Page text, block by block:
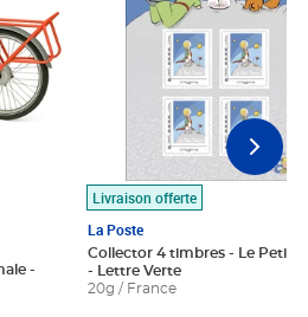
Livraison offerte
La Poste
Collector 4 timbres - Le Petit
- Lettre Verte
20g / France